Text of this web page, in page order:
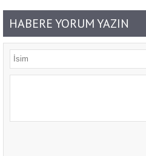
HABERE YORUM YAZIN